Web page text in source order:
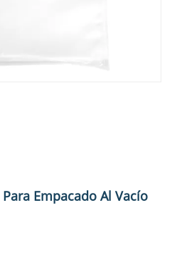
Empacado Al Vacío